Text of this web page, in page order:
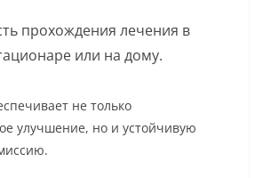
прохождения лечения в
или на дому.
не только
улучшение, но и устойчивую